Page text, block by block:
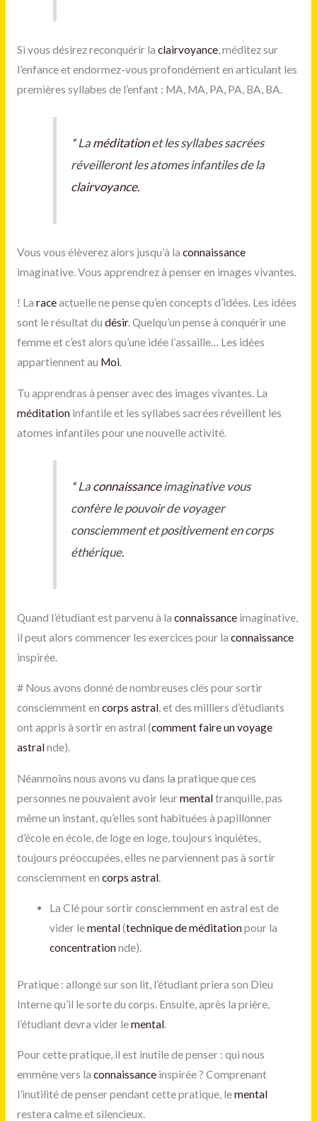
Si vous désirez reconquérir la clairvoyance, méditez sur
l’enfance et endormez-vous profondément en articulant les
premières syllabes de l’enfant : MA, MA, PA, PA, BA, BA.
*Laméditationet les syllabes sacrées
réveilleront les atomes infantiles de la
clairvoyance.
Vous vous élèverez alors jusqu’à la connaissance
imaginative. Vous apprendrez à penser en images vivantes.
! La raceactuelle ne pense qu’en concepts d’idées. Les idées
sont le résultat du désir. Quelqu’un pense à conquérir une
femme et c’est alors qu’une idée l’assaille… Les idées
appartiennent au Moi.
Tu apprendras à penser avec des images vivantes. La
méditationinfantile et les syllabes sacrées réveillent les
atomes infantiles pour une nouvelle activité.
*Laconnaissanceimaginative vous
confère le pouvoir de voyager
consciemment et positivement en corps
éthérique.
Quand l’étudiant est parvenu à la connaissanceimaginative,
il peut alors commencer les exercices pour la connaissance
inspirée.
#Nous avons donné de nombreuses clés pour sortir
consciemment en corps astral, et des milliers d’étudiants
ont appris à sortir en astral (comment faire un voyage
astralnde).
Néanmoins nous avons vu dans la pratique que ces
personnes ne pouvaient avoir leurmentaltranquille, pas
même un instant, qu’elles sont habituées à papillonner
d’école en école, de loge en loge, toujours inquiètes,
toujours préoccupées, elles ne parviennent pas à sortir
consciemment en corps astral.
La Clé pour sortir consciemment en astral est de
vider lemental(technique de méditationpour la
concentrationnde).
Pratique : allongé sur son lit, l’étudiant priera son Dieu
Interne qu’il le sorte du corps. Ensuite, après la prière,
l’étudiant devra vider lemental.
Pour cette pratique, il est inutile de penser : qui nous
emmène vers la connaissanceinspirée ? Comprenant
l’inutilité de penser pendant cette pratique, lemental
restera calme et silencieux.